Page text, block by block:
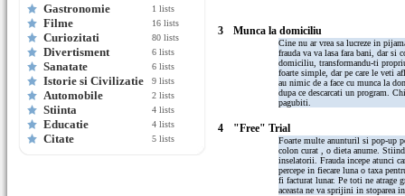
Gastronomie 1 lists
Filme 16 lists
Curiozitati 80 lists
Divertisment 6 lists
Sanatate 6 lists
Istorie si Civilizatie 9 lists
Automobile 2 lists
Stiinta 4 lists
Educatie 4 lists
Citate 5 lists
3 Munca la domiciliu
Cine nu ar vrea sa lucreze in
frauda va va lasa fara bani, dar si
domiciliu, transformandu-ti
foarte simple, dar pe care le veti
au nimic de a face cu munca la
dupa ce descarcati un program.
pagubiti.
4 "Free" Trial
Foarte multe anunturil si pop-up
colon curat , o dieta anume.
inselatorii. Frauda incepe atunci
percepe in fiecare luna o taxa
fi facturat lunar. Pe toti ne atrage
aceasta ne va sprijini in stoparea